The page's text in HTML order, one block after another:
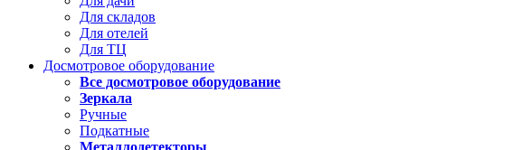
Для складов
Для отелей
Для ТЦ
Досмотровое оборудование
Все досмотровое оборудование
Зеркала
Ручные
Подкатные
Металлодетекторы